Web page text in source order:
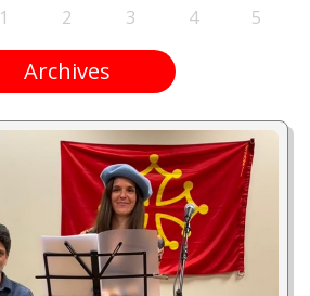
1 2 3 4 5
Archives